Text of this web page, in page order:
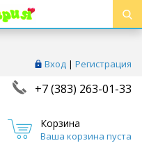
Вход | Регистрация
+7 (383) 263-01-33
Корзина
Ваша корзина пуста